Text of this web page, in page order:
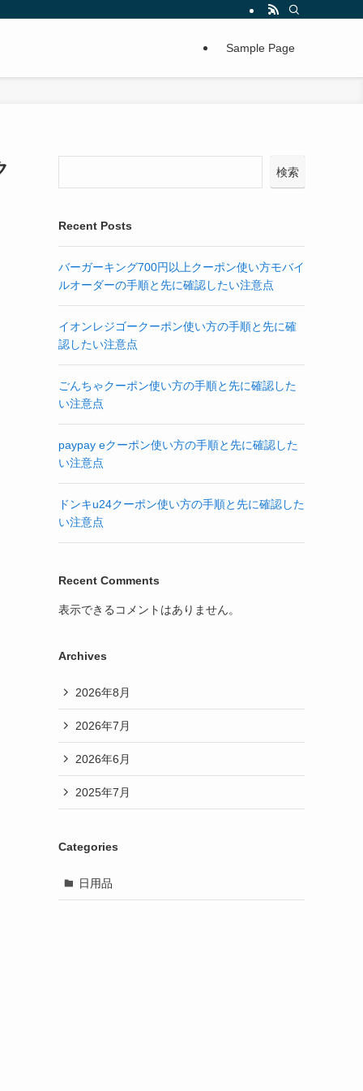
Sample Page
検索
Recent Posts
バーガーキング700円以上クーポン使い方モバイ
ルオーダーの手順と先に確認したい注意点
イオンレジゴークーポン使い方の手順と先に確
認したい注意点
ごんちゃクーポン使い方の手順と先に確認した
い注意点
paypay eクーポン使い方の手順と先に確認した
い注意点
ドンキu24クーポン使い方の手順と先に確認した
い注意点
Recent Comments
表示できるコメントはありません。
Archives
2026年8月
2026年7月
2026年6月
2025年7月
Categories
日用品